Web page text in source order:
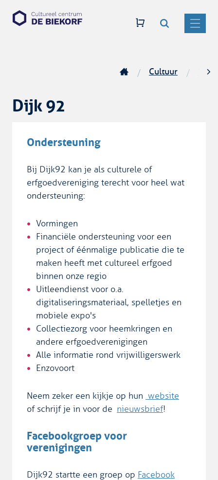
CC
MENU
Cultuur
Dijk 92
Ondersteuning
Bij Dijk92 kan je als culturele of
erfgoedvereniging terecht voor heel wat
ondersteuning:
Vormingen
Financiële ondersteuning voor een
project of éénmalige publicatie die te
maken heeft met cultureel erfgoed
binnen onze regio
Uitleendienst voor o.a.
digitaliseringsmateriaal, spelletjes en
mobiele expo's
Collectiezorg voor heemkringen en
andere erfgoedverenigingen
Alle informatie rond vrijwilligerswerk
Enzovoort
Neem zeker een kijkje op hun website
of schrijf je in voor de nieuwsbrief!
Facebookgroep voor
verenigingen
Dijk92 startte een groep op Facebook